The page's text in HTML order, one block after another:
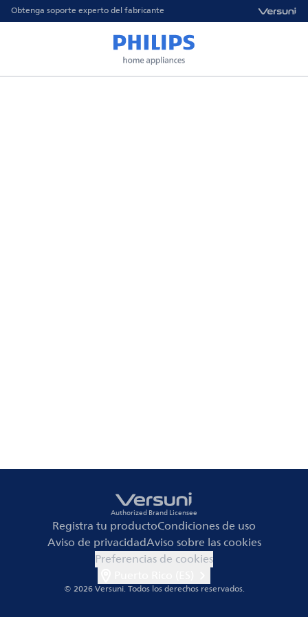
Obtenga soporte experto del fabricante
Authorized Brand Licensee
Registra tu productoCondiciones de uso
Aviso de privacidadAviso sobre las cookies
Preferencias de cookies
© 2026 Versuni.Todos los derechos reservados.